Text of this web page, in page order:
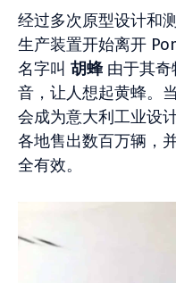
经过多次原型设计和
生产装置开始离开
名字叫 胡蜂由于其奇
音，让人想起黄蜂。
会成为意大利工业设
各地售出数百万辆，
全有效。